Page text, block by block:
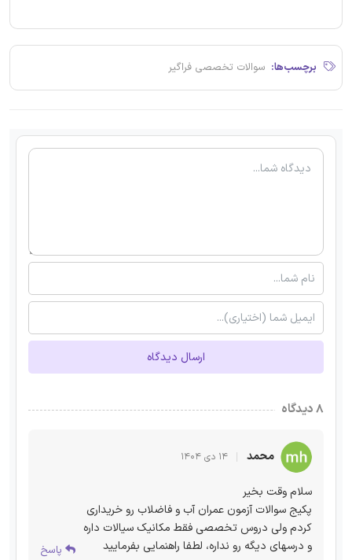
برچسب‌ها: سوالات تخصصی فراگیر
ارسال دیدگاه
۸ دیدگاه
محمد ۱۴ دی ۱۴۰۴
سلام وقت بخیر
پکیج سوالات آزمون عمران آب و فاضلاب رو خریداری
کردم ولی دروس تخصصی فقط مکانیک سیالات داره
و درسهای دیگه رو نداره، لطفا راهنمایی بفرمایید
پاسخ